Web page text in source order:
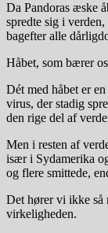
Da Pandoras æske
spredte sig i
bagefter alle
Håbet, som bærer
Dét med håbet er
virus, der stadig
den rige del af
Men i resten af
især i Sydamerika
og flere smittede,
Det hører vi ikke så
virkeligheden.